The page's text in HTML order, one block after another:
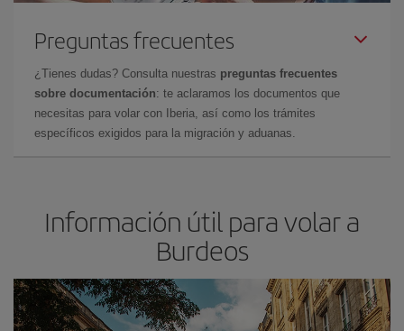
Preguntas frecuentes
¿Tienes dudas? Consulta nuestras preguntas frecuentes
sobre documentación: te aclaramos los documentos que
necesitas para volar con Iberia, así como los trámites
específicos exigidos para la migración y aduanas.
Información útil para volar a
Burdeos